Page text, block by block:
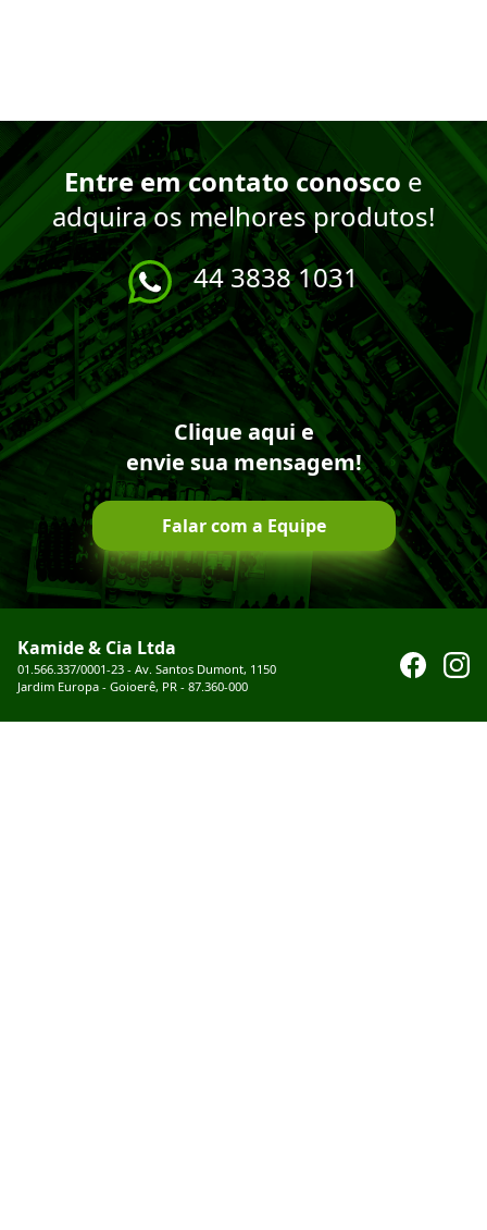
Entre em contato conosco e
adquira os melhores produtos!
44 3838 1031
Clique aqui e
envie sua mensagem!
Falar com a Equipe
Kamide & Cia Ltda
01.566.337/0001-23 - Av. Santos Dumont, 1150
Jardim Europa - Goioerê, PR - 87.360-000